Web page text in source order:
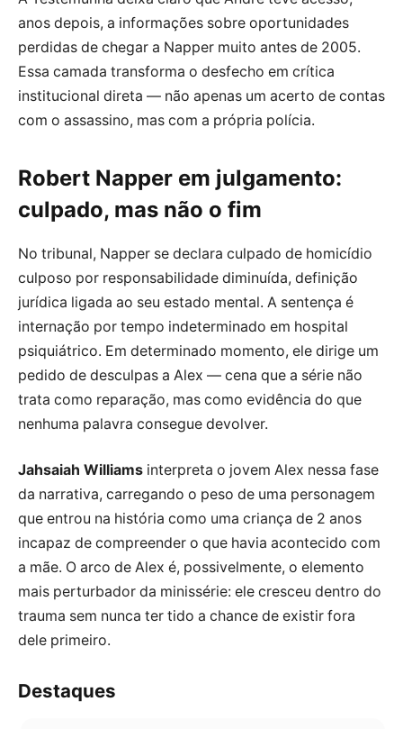
anos depois, a informações sobre oportunidades
perdidas de chegar a Napper muito antes de 2005.
Essa camada transforma o desfecho em crítica
institucional direta — não apenas um acerto de contas
com o assassino, mas com a própria polícia.
Robert Napper em julgamento:
culpado, mas não o fim
No tribunal, Napper se declara culpado de homicídio
culposo por responsabilidade diminuída, definição
jurídica ligada ao seu estado mental. A sentença é
internação por tempo indeterminado em hospital
psiquiátrico. Em determinado momento, ele dirige um
pedido de desculpas a Alex — cena que a série não
trata como reparação, mas como evidência do que
nenhuma palavra consegue devolver.
Jahsaiah Williams interpreta o jovem Alex nessa fase
da narrativa, carregando o peso de uma personagem
que entrou na história como uma criança de 2 anos
incapaz de compreender o que havia acontecido com
a mãe. O arco de Alex é, possivelmente, o elemento
mais perturbador da minissérie: ele cresceu dentro do
trauma sem nunca ter tido a chance de existir fora
dele primeiro.
Destaques